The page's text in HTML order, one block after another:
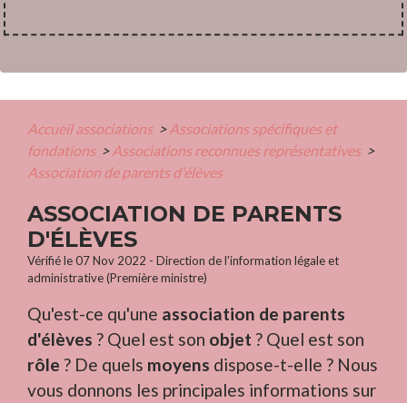
Accueil associations > Associations spécifiques et
fondations > Associations reconnues représentatives >
Association de parents d'élèves
ASSOCIATION DE PARENTS
D'ÉLÈVES
Vérifié le 07 Nov 2022 - Direction de l'information légale et
administrative (Première ministre)
Qu'est-ce qu'une association de parents
d'élèves ? Quel est son objet ? Quel est son
rôle ? De quels moyens dispose-t-elle ? Nous
vous donnons les principales informations sur